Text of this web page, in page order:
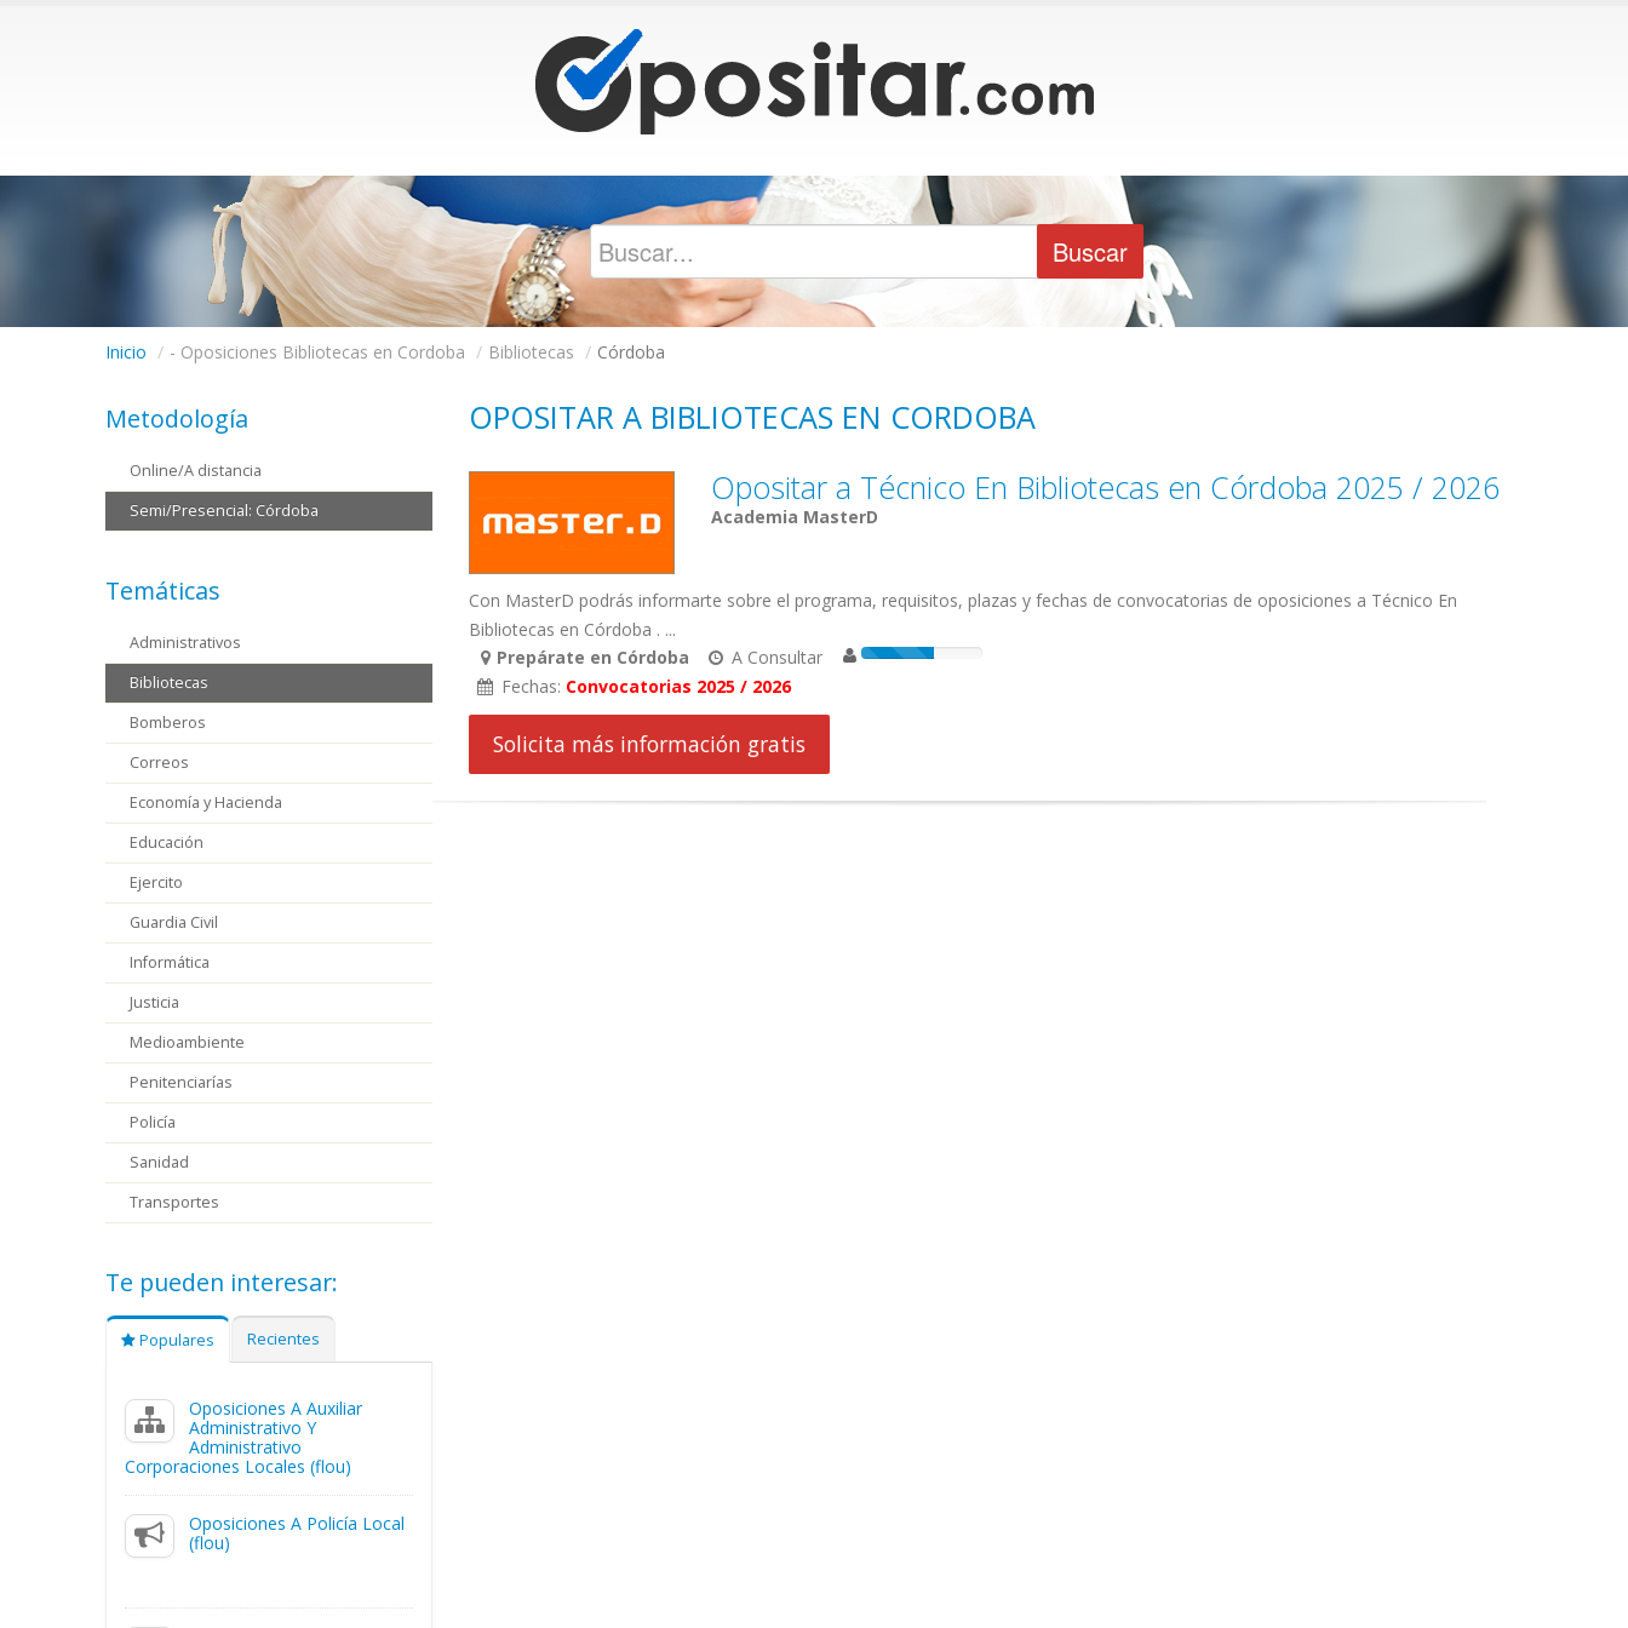
Inicio / - Oposiciones Bibliotecas en Cordoba / Bibliotecas / Córdoba
OPOSITAR A BIBLIOTECAS EN CORDOBA
Opositar a Técnico En Bibliotecas en Córdoba 2025 / 2026
Academia MasterD
Con MasterD podrás informarte sobre el programa, requisitos, plazas y fechas de convocatorias de oposiciones a Técnico En
Bibliotecas en Córdoba . ...
Prepárate en Córdoba
A Consultar
Fechas: Convocatorias 2025 / 2026
Solicita más información gratis
Metodología
Online/A distancia
Semi/Presencial: Córdoba
Temáticas
Administrativos
Bibliotecas
Bomberos
Correos
Economía y Hacienda
Educación
Ejercito
Guardia Civil
Informática
Justicia
Medioambiente
Penitenciarías
Policía
Sanidad
Transportes
Te pueden interesar:
Populares Recientes
Oposiciones A Auxiliar
Administrativo Y
Administrativo
Corporaciones Locales (flou)
Oposiciones A Policía Local
(flou)